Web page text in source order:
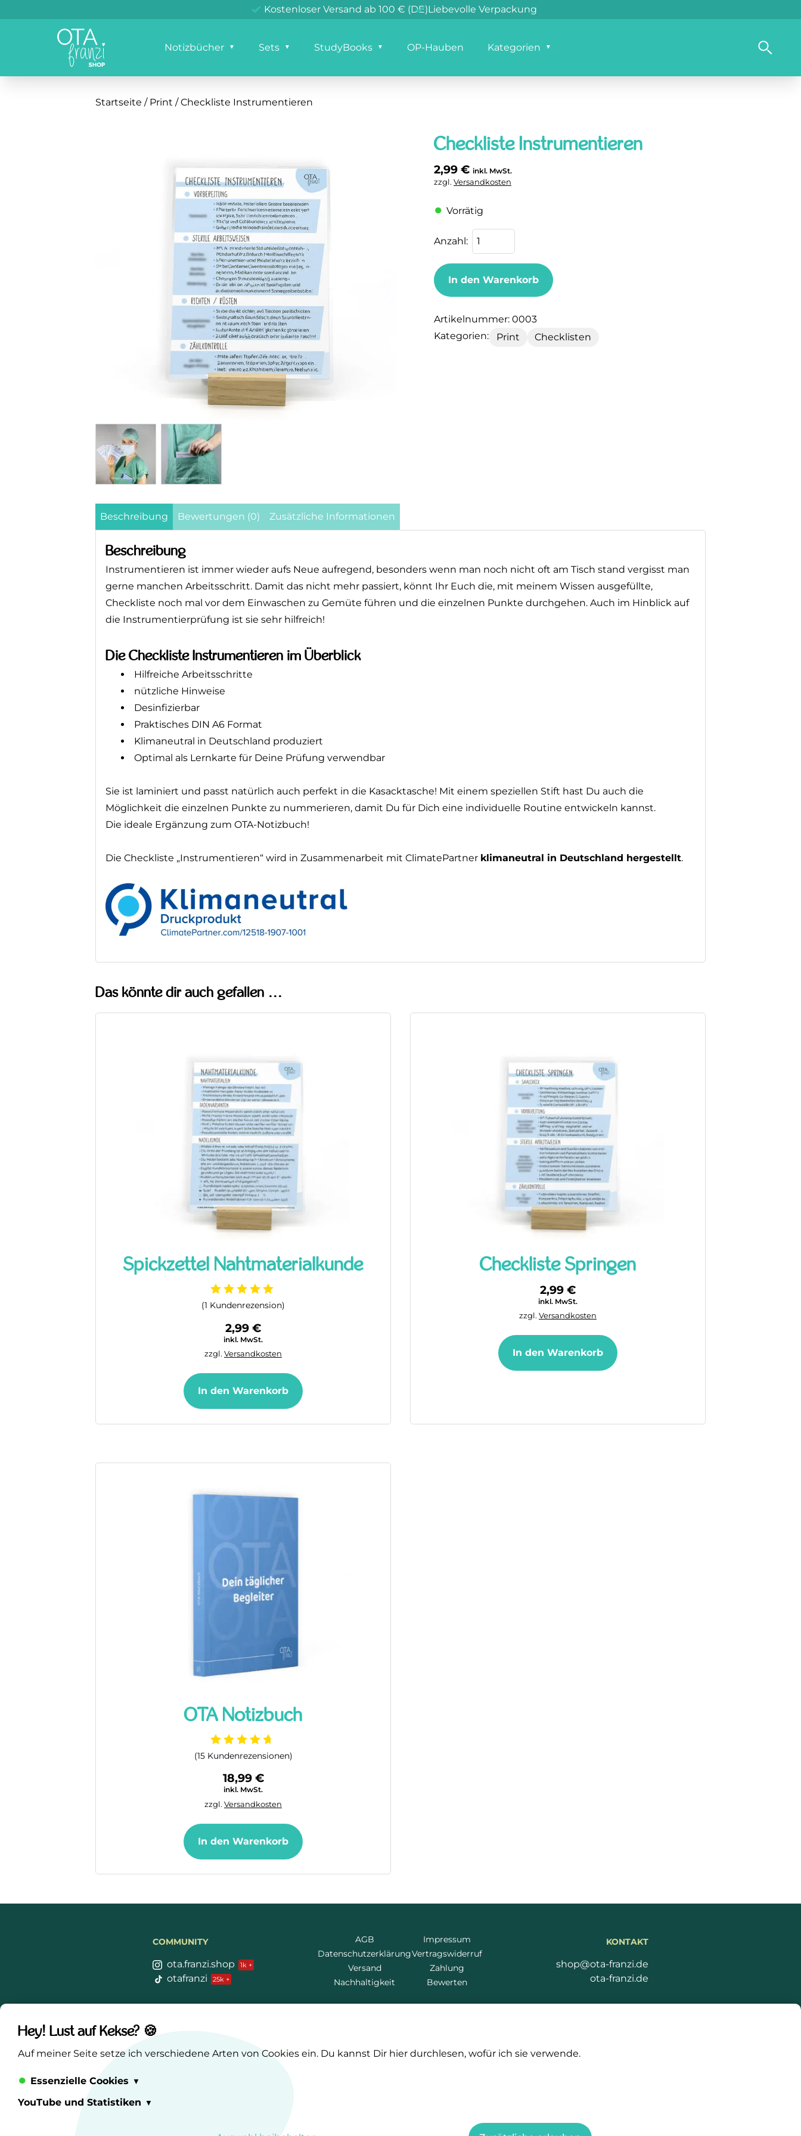
Klimaneutraler Versand in DEVersand innerhalb 48 h*
Notizbücher
Sets StudyBooks OP-Hauben Kategorien
Startseite / Print / Checkliste Instrumentieren
Checkliste Instrumentieren
2,99 € inkl. MwSt.
zzgl. Versandkosten
Vorrätig
In den Warenkorb
Artikelnummer: 0003
Kategorien:
Print Checklisten
Beschreibung Bewertungen (0) Zusätzliche Informationen
Beschreibung
Instrumentieren ist immer wieder aufs Neue aufregend, besonders wenn man noch nicht oft am Tisch stand vergisst
man gerne manchen Arbeitsschritt. Damit das nicht mehr passiert, könnt Ihr Euch die, mit meinem Wissen ausgefüllte,
Checkliste noch mal vor dem Einwaschen zu Gemüte führen und die einzelnen Punkte durchgehen. Auch im Hinblick
auf die Instrumentierprüfung ist sie sehr hilfreich!
Die Checkliste Instrumentieren im Überblick
Hilfreiche Arbeitsschritte
nützliche Hinweise
Desinfizierbar
Praktisches DIN A6 Format
Klimaneutral in Deutschland produziert
Optimal als Lernkarte für Deine Prüfung verwendbar
Sie ist laminiert und passt natürlich auch perfekt in die Kasacktasche! Mit einem speziellen Stift hast Du auch die
Möglichkeit die einzelnen Punkte zu nummerieren, damit Du für Dich eine individuelle Routine entwickeln kannst.
Die ideale Ergänzung zum OTA-Notizbuch!
Die Checkliste „Instrumentieren“ wird in Zusammenarbeit mit ClimatePartner klimaneutral in Deutschland hergestellt.
Das könnte dir auch gefallen …
Spickzettel Nahtmaterialkunde
(1Kundenrezension)
2,99 €
inkl. MwSt.
zzgl. Versandkosten
In den Warenkorb
Checkliste Springen
2,99€
inkl. MwSt.
zzgl.Versandkosten
In den Warenkorb
OTA Notizbuch
18,99 €
inkl. MwSt.
COMMUNITY
ota.franzi.shop
otafranzi
AGB
Datenschutzerklärung
Versand
Nachhaltigkeit
Impressum
Vertragswiderruf
Zahlung
Bewerten
KONTAKT
shop@ota-franzi.de
ota-franzi.de
Keine neuen Produkte mehr verpassen!
StudyBook HF-Chirurgie
macht Dich fit im Thema Hochfrequenzchirurgie. Perfekt für
Deine Prüfungen oder das Examen!
×
Hey! Lust auf Kekse? 🍪
Auf meiner Seite setze ich verschiedene Arten von Cookies ein. Du kannst Dir hier durchlesen, wofür ich sie verwende.
Essenzielle Cookies
YouTube und Statistiken